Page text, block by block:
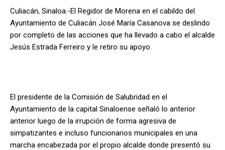
Culiacán, Sinaloa.-El Regidor de Morena en el cabildo del
Ayuntamiento de Culiacán José María Casanova se deslindo
por completo de las acciones que ha llevado a cabo el alcalde
Jesús Estrada Ferreiro y le retiro su apoyo.
El presidente de la Comisión de Salubridad en el
Ayuntamiento de la capital Sinaloense señaló lo anterior
anterior luego de la irrupción de forma agresiva de
simpatizantes e incluso funcionarios municipales en una
marcha encabezada por el propio alcalde donde presentó su